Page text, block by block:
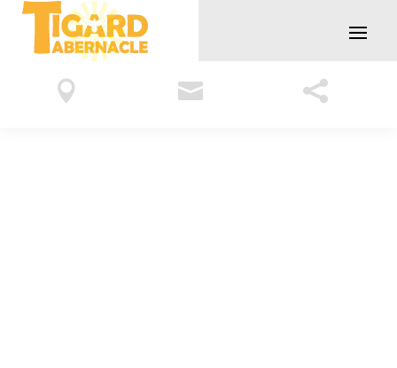
  